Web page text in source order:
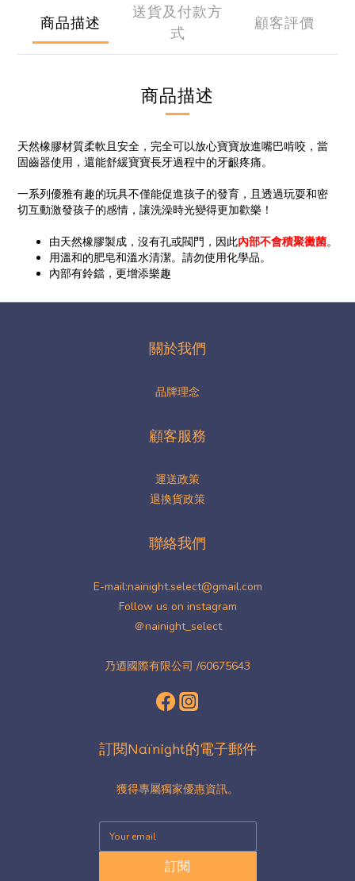
商品描述
送貨及付款方
式
顧客評價
商品描述
天然橡膠材質柔軟且安全，完全可以放心寶寶放進嘴巴啃咬，當
固齒器使用，還能舒緩寶寶長牙過程中的牙齦疼痛。
一系列優雅有趣的玩具不僅能促進孩子的發育，且透過玩耍和密
切互動激發孩子的感情，讓洗澡時光變得更加歡樂！
由天然橡膠製成，沒有孔或閥門，因此內部不會積聚黴菌。
用溫和的肥皂和溫水清潔。請勿使用化學品。
內部有鈴鐺，更增添樂趣
關於我們
品牌理念
顧客服務
運送政策
退換貨政策
聯絡我們
E-mail:nainight.select@gmail.com
Follow us on instagram
＠nainight_select
乃迺國際有限公司 /60675643
訂閱Naïnight的電子郵件
獲得專屬獨家優惠資訊。
訂閱